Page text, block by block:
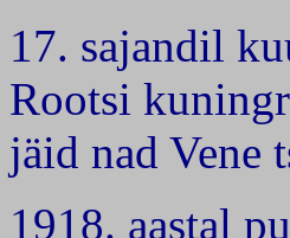
17. sajandil
Rootsi
jäid nad Vene
1918. aastal